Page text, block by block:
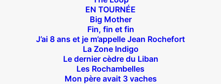
EN TOURNÉE
Big Mother
Fin, fin et fin
J’ai 8 ans et je m’appelle Jean Rochefort
La Zone Indigo
Le dernier cèdre du Liban
Les Rochambelles
Mon père avait 3 vaches
Théâtre des Béliers Parisiens
14 bis rue Sainte Isaure 75018 Paris– M° Jules
Joffrin / Simplon – Loc :01 42 62 35 00